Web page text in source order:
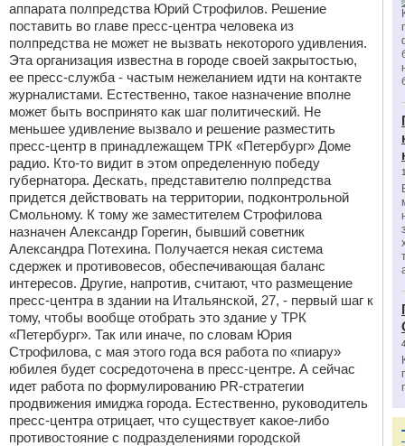
аппарата полпредства Юрий Строфилов. Решение
поставить во главе пресс-центра человека из
полпредства не может не вызвать некоторого удивления.
Эта организация известна в городе своей закрытостью,
ее пресс-служба - частым нежеланием идти на контакте
журналистами. Естественно, такое назначение вполне
может быть воспринято как шаг политический. Не
меньшее удивление вызвало и решение разместить
пресс-центр в принадлежащем ТРК «Петербург» Доме
радио. Кто-то видит в этом определенную победу
губернатора. Дескать, представителю полпредства
придется действовать на территории, подконтрольной
Смольному. К тому же заместителем Строфилова
назначен Александр Горегин, бывший советник
Александра Потехина. Получается некая система
сдержек и противовесов, обеспечивающая баланс
интересов. Другие, напротив, считают, что размещение
пресс-центра в здании на Итальянской, 27, - первый шаг к
тому, чтобы вообще отобрать это здание у ТРК
«Петербург». Так или иначе, по словам Юрия
Строфилова, с мая этого года вся работа по «пиару»
юбилея будет сосредоточена в пресс-центре. А сейчас
идет работа по формулированию PR-стратегии
продвижения имиджа города. Естественно, руководитель
пресс-центра отрицает, что существует какое-либо
противостояние с подразделениями городской